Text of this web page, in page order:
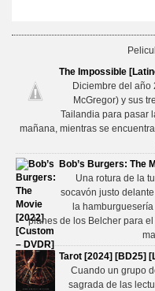
The Impossible
Diciembre del año
McGregor) y sus
Tailandia para pasar
mañana, mientras se
Bob’s Burgers: The
Una rotura de la
socavón justo
la
planes de los Belcher para
Tarot [2024] [BD25]
Cuando un grupo
sagrada de las